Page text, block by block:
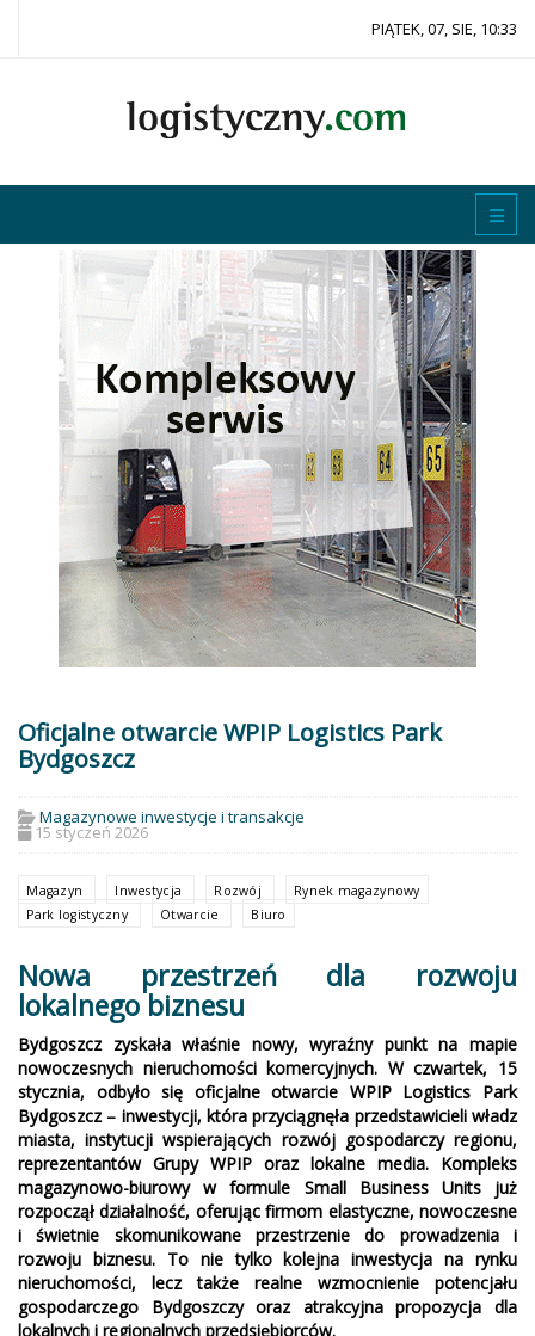
PIĄTEK, 07, SIE, 10:33
Oficjalne otwarcie WPIP Logistics Park
Bydgoszcz
Magazynowe inwestycje i transakcje
15 styczeń 2026
Magazyn Inwestycja Rozwój
Rynek magazynowy
Park logistyczny
Otwarcie Biuro
Nowa przestrzeń dla rozwoju
lokalnego biznesu
Bydgoszcz zyskała właśnie nowy, wyraźny punkt na mapie
nowoczesnych nieruchomości komercyjnych. W czwartek, 15
stycznia, odbyło się oficjalne otwarcie WPIP Logistics Park
Bydgoszcz – inwestycji, która przyciągnęła przedstawicieli władz
miasta, instytucji wspierających rozwój gospodarczy regionu,
reprezentantów Grupy WPIP oraz lokalne media. Kompleks
magazynowo-biurowy w formule Small Business Units już
rozpoczął działalność, oferując firmom elastyczne, nowoczesne
i świetnie skomunikowane przestrzenie do prowadzenia i
rozwoju biznesu. To nie tylko kolejna inwestycja na rynku
nieruchomości, lecz także realne wzmocnienie potencjału
gospodarczego Bydgoszczy oraz atrakcyjna propozycja dla
lokalnych i regionalnych przedsiębiorców.